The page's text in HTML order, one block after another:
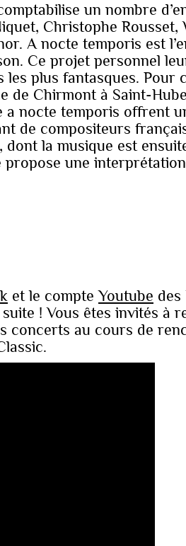
un nombre
Christophe Rousset,
A nocte temporis est
Ce projet personnel
plus fantasques. Pour
de Chirmont à Saint-
a nocte temporis offrent
de compositeurs
dont la musique est
propose une
et le compteYoutube des
! Vous êtes invités à
concerts au cours de